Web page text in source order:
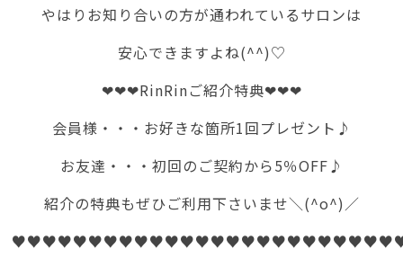
やはりお知り合いの方が通われているサロンは
安心できますよね(^^)♡
❤❤❤RinRinご紹介特典❤❤❤
会員様・・・お好きな箇所1回プレゼント♪
お友達・・・初回のご契約から5％OFF♪
紹介の特典もぜひご利用下さいませ＼(^o^)／